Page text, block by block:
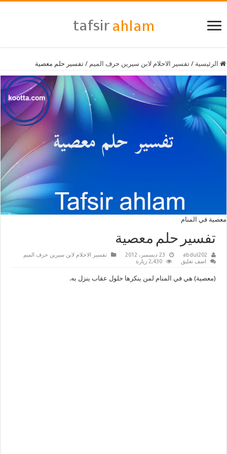
الرئيسية / تفسير الاحلام لابن سيرين حرف الميم / تفسير حلم معصية
معصية في المنام
تفسير حلم معصية
abdul202 23 ديسمبر، 2012
تفسير الاحلام لابن سيرين حرف الميم
اضف تعليق
2,430 زيارة
(معصية) هي في المنام لمن ينكرها حلول عقاب ينزل به.